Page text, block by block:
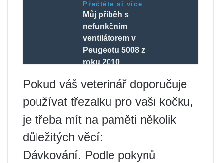
Přečtěte si více
Můj příběh s
nefunkčním
ventilátorem v
Peugeotu 5008 z
roku 2010
Pokud váš veterinář doporučuje
používat třezalku pro vaši kočku,
je třeba mít na paměti několik
důležitých věcí:
Dávkování. Podle pokynů